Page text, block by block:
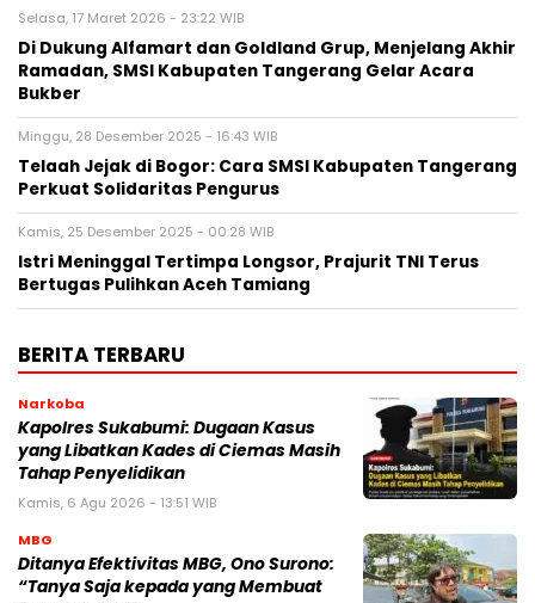
Selasa, 17 Maret 2026 - 23:22 WIB
Di Dukung Alfamart dan Goldland Grup, Menjelang Akhir
Ramadan, SMSI Kabupaten Tangerang Gelar Acara
Bukber
Minggu, 28 Desember 2025 - 16:43 WIB
Telaah Jejak di Bogor: Cara SMSI Kabupaten Tangerang
Perkuat Solidaritas Pengurus
Kamis, 25 Desember 2025 - 00:28 WIB
Istri Meninggal Tertimpa Longsor, Prajurit TNI Terus
Bertugas Pulihkan Aceh Tamiang
BERITA TERBARU
Narkoba
Kapolres Sukabumi: Dugaan Kasus
yang Libatkan Kades di Ciemas Masih
Tahap Penyelidikan
Kamis, 6 Agu 2026 - 13:51 WIB
MBG
‎Ditanya Efektivitas MBG, Ono Surono:
“Tanya Saja kepada yang Membuat